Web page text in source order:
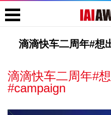
滴滴快车二周年#想
滴滴快车二周年#
#campaign